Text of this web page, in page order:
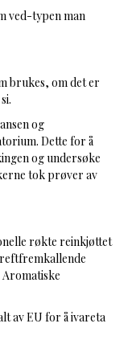
ved-typen man
brukes, om det er
og
Dette for å
og undersøke
tok prøver av
røkte reinkjøttet
Aromatiske
av EU for å ivareta